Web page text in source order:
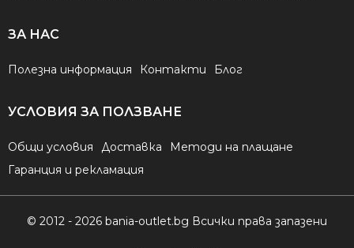
ЗА НАС
Полезна информация Контакти Блог
УСЛОВИЯ ЗА ПОЛЗВАНЕ
Общи условия Доставка
Методи на плащане
Гаранция и рекламация
© 2012 - 2026 bania-outlet.bg Всички права запазени